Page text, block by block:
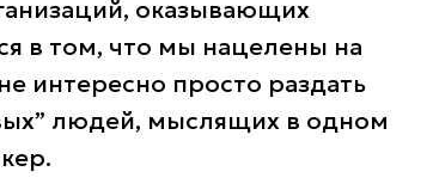
оказывающих
в том, что мы нацелены на
интересно просто раздать
людей, мыслящих в одном